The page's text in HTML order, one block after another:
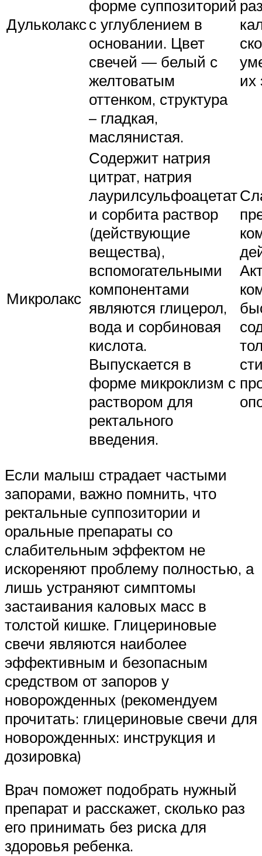
Дульколакс
форме суппозиторий
с углублением в
основании. Цвет
свечей — белый с
желтоватым
оттенком, структура
– гладкая,
маслянистая.
их
Микролакс
Содержит натрия
цитрат, натрия
лаурилсульфоацетат
и сорбита раствор
(действующие
вещества),
вспомогательными
компонентами
являются глицерол,
вода и сорбиновая
кислота.
Выпускается в
форме микроклизм с
раствором для
ректального
введения.
Если малыш страдает частыми
запорами, важно помнить, что
ректальные суппозитории и
оральные препараты со
слабительным эффектом не
искореняют проблему полностью, а
лишь устраняют симптомы
застаивания каловых масс в
толстой кишке. Глицериновые
свечи являются наиболее
эффективным и безопасным
средством от запоров у
новорожденных (рекомендуем
прочитать: глицериновые свечи для
новорожденных: инструкция и
дозировка)
Врач поможет подобрать нужный
препарат и расскажет, сколько раз
его принимать без риска для
здоровья ребенка.